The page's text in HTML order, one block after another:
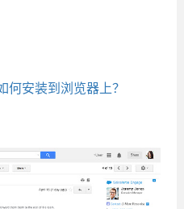
何安装到浏览器上？